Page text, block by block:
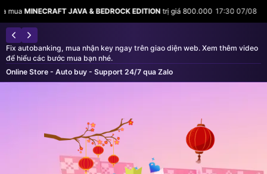
JAVA & BEDROCK EDITIONtrị giá 800.000 17:30 07/08 Minh Tuấn vừa
Fix autobanking, mua nhận key ngay trên giao diện web. Xem thêm video
để hiểu các bước mua bạn nhé.
Online Store - Auto buy - Support 24/7 qua Zalo